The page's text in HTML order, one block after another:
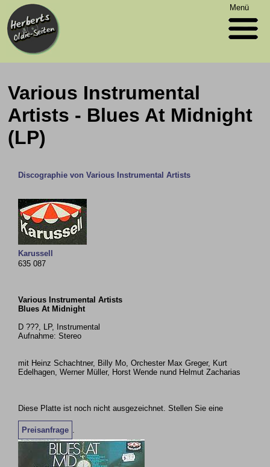
Menü
Various Instrumental
Artists - Blues At Midnight
(LP)
Discographie von Various Instrumental Artists
Karussell
635 087
Various Instrumental Artists
Blues At Midnight
D ???, LP, Instrumental
Aufnahme: Stereo
mit Heinz Schachtner, Billy Mo, Orchester Max Greger, Kurt
Edelhagen, Werner Müller, Horst Wende nund Helmut Zacharias
Diese Platte ist noch nicht ausgezeichnet. Stellen Sie eine
Preisanfrage